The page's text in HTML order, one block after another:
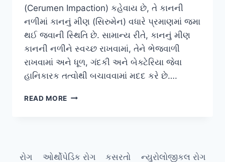
(Cerumen Impaction) કહેવાય છે, તે કાનની
નળીમાં કાનનું મીણ (સિરુમેન) વધારે પ્રમાણમાં જમા
થઈ જવાની સ્થિતિ છે. સામાન્ય રીતે, કાનનું મીણ
કાનની નળીને સ્વચ્છ રાખવામાં, તેને ભેજવાળી
રાખવામાં અને ધૂળ, ગંદકી અને બેક્ટેરિયા જેવા
હાનિકારક તત્વોથી બચાવવામાં મદદ કરે છે….
READ MORE કાનમાં
રોગ ઓર્થોપેડિક રોગ કસરતો ન્યુરોલોજીકલ રોગ